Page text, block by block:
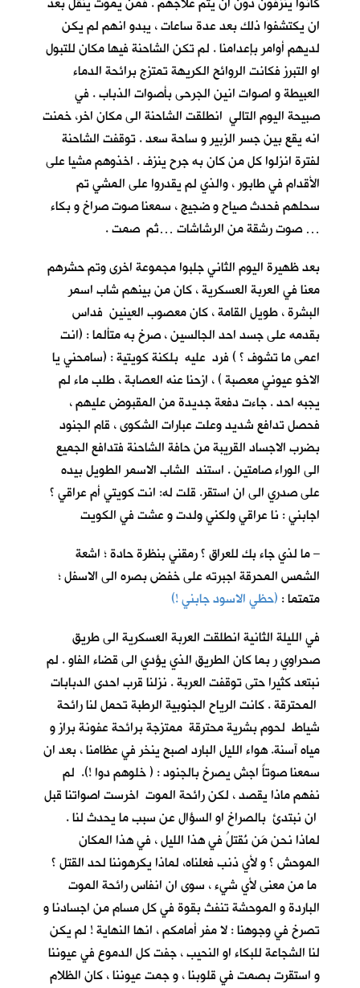
ان يكتشفوا ذلك بعد عدة ساعات ، يبدو انهم لم يكن
لديهم أوامر بإعدامنا . لم تكن الشاحنة فيها مكان للتبول
او التبرز فكانت الروائح الكريهة تمتزج برائحة الدماء
العبيطة و اصوات انين الجرحى بأصوات الذباب . في
صبيحة اليوم التالي انطلقت الشاحنة الى مكان اخر، خمنت
انه يقع بين جسر الزبير و ساحة سعد . توقفت الشاحنة
لفترة انزلوا كل من كان به جرح ينزف . اخذوهم مشيا على
الأقدام في طابور ، والذي لم يقدروا على المشي تم
سحلهم فحدث صياح و ضجيج ، سمعنا صوت صراخ و بكاء
… صوت رشقة من الرشاشات …ثم صمت .
بعد ظهيرة اليوم الثاني جلبوا مجموعة اخرى وتم حشرهم
معنا في العربة العسكرية ، كان من بينهم شاب اسمر
البشرة ، طويل القامة ، كان معصوب العينين فداس
بقدمه على جسد احد الجالسين ، صرخ به متألما : (انت
اعمى ما تشوف ؟ ) فرد عليه بلكنة كويتية : (سامحني يا
الاخو عيوني معصبة ) ، ازحنا عنه العصابة ، طلب ماء لم
يجبه احد . جاءت دفعة جديدة من المقبوض عليهم ،
فحصل تدافع شديد وعلت عبارات الشكوى ، قام الجنود
بضرب الاجساد القريبة من حافة الشاحنة فتدافع الجميع
الى الوراء صامتين . استند الشاب الاسمر الطويل بيده
على صدري الى ان استقر. قلت له: انت كويتي أم عراقي ؟
اجابني : نا عراقي ولكني ولدت و عشت في الكويت
– ما لذي جاء بك للعراق ؟ رمقني بنظرة حادة ؛ اشعة
الشمس المحرقة اجبرته على خفض بصره الى الاسفل ؛
متمتما : (حظي الاسود جابني !)
في الليلة الثانية انطلقت العربة العسكرية الى طريق
صحراوي ر بما كان الطريق الذي يؤدي الى قضاء الفاو . لم
نبتعد كثيرا حتى توقفت العربة . نزلنا قرب احدى الدبابات
المحترقة . كانت الرياح الجنوبية الرطبة تحمل لنا رائحة
شياط لحوم بشرية محترقة ممتزجة برائحة عفونة براز و
مياه آسنة. هواء الليل البارد اصبح ينخر في عظامنا ، بعد ان
سمعنا صوتاً اجش يصرخ بالجنود : ( خلوهم دوا !). لم
نفهم ماذا يقصد ، لكن رائحة الموت اخرست اصواتنا قبل
ان نبتدئ بالصراخ او السؤال عن سبب ما يحدث لنا .
لماذا نحن مَن نُقتلُ في هذا الليل ، في هذا المكان
الموحش ؟ و لأي ذنب فعلناه، لماذا يكرهوننا لحد القتل ؟
ما من معنى لأي شيء ، سوى ان انفاس رائحة الموت
الباردة و الموحشة تنفث بقوة في كل مسام من اجسادنا و
تصرخ في وجوهنا : لا مفر أمامكم ، انها النهاية ! لم يكن
لنا الشجاعة للبكاء او النحيب ، جفت كل الدموع في عيوننا
و استقرت بصمت في قلوبنا ، و جمت عيوننا ، كان الظلام